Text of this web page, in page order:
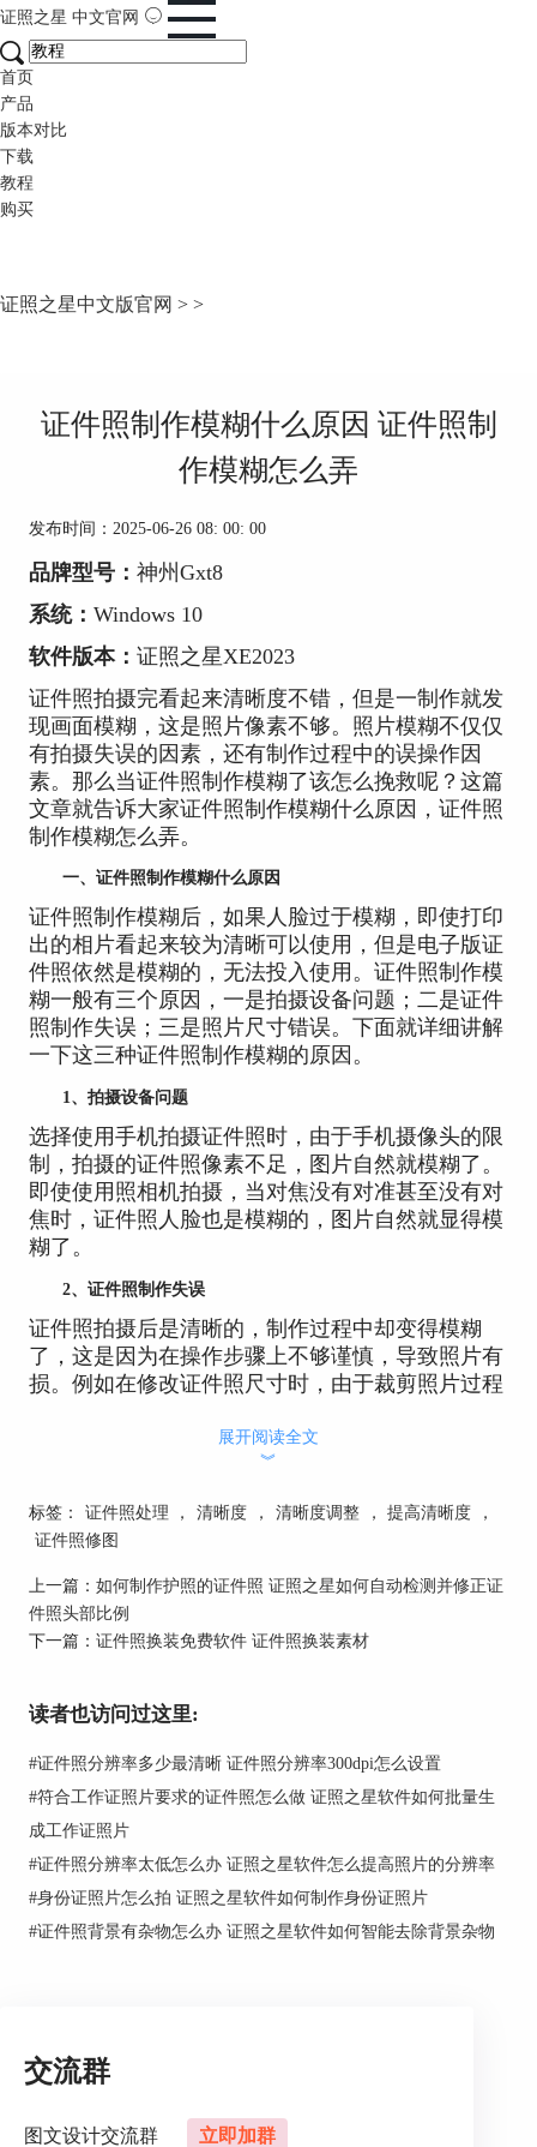
证照之星 中文官网
首页
产品
版本对比
下载
教程
购买
证照之星中文版官网 > >
证件照制作模糊什么原因 证件照制
作模糊怎么弄
发布时间：2025-06-26 08: 00: 00
品牌型号： 神州Gxt8
系统： Windows 10
软件版本： 证照之星XE2023
证件照拍摄完看起来清晰度不错，但是一制作就发
现画面模糊，这是照片像素不够。照片模糊不仅仅
有拍摄失误的因素，还有制作过程中的误操作因
素。那么当证件照制作模糊了该怎么挽救呢？这篇
文章就告诉大家证件照制作模糊什么原因，证件照
制作模糊怎么弄。
一、证件照制作模糊什么原因
证件照制作模糊后，如果人脸过于模糊，即使打印
出的相片看起来较为清晰可以使用，但是电子版证
件照依然是模糊的，无法投入使用。证件照制作模
糊一般有三个原因，一是拍摄设备问题；二是证件
照制作失误；三是照片尺寸错误。下面就详细讲解
一下这三种证件照制作模糊的原因。
1、拍摄设备问题
选择使用手机拍摄证件照时，由于手机摄像头的限
制，拍摄的证件照像素不足，图片自然就模糊了。
即使使用照相机拍摄，当对焦没有对准甚至没有对
焦时，证件照人脸也是模糊的，图片自然就显得模
糊了。
2、证件照制作失误
证件照拍摄后是清晰的，制作过程中却变得模糊
了，这是因为在操作步骤上不够谨慎，导致照片有
损。例如在修改证件照尺寸时，由于裁剪照片过程
分辨率下降过多，制作后低分辨率的证件照覆盖了
清晰的原图，照片自然就模糊了。
3、照片尺寸错误
展开阅读全文
︾
标签： 证件照处理 ， 清晰度 ， 清晰度调整 ， 提高清晰度
，
证件照修图
上一篇： 如何制作护照的证件照 证照之星如何自动检测并修正证
件照头部比例
下一篇： 证件照换装免费软件 证件照换装素材
读者也访问过这里:
#证件照分辨率多少最清晰 证件照分辨率300dpi怎么设置
#符合工作证照片要求的证件照怎么做 证照之星软件如何批量生
成工作证照片
#证件照分辨率太低怎么办 证照之星软件怎么提高照片的分辨率
#身份证照片怎么拍 证照之星软件如何制作身份证照片
#证件照背景有杂物怎么办 证照之星软件如何智能去除背景杂物
交流群
图文设计交流群 立即加群